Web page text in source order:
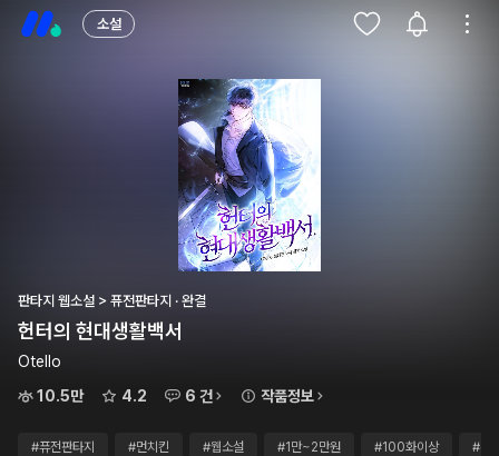
소설
판타지 웹소설 > 퓨전판타지 · 완결
헌터의 현대생활백서
Otello
10.5만
4.2 6 건 작품정보
#퓨전판타지 #먼치킨 #웹소설 #1만~2만원 #100화이상 #무